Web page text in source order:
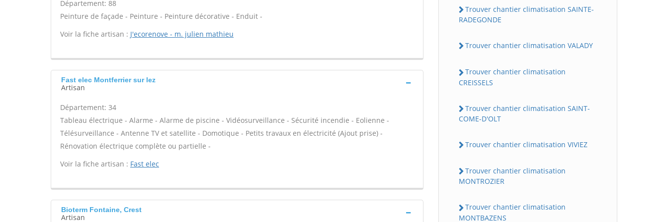
Département: 88
Peinture de façade - Peinture - Peinture décorative - Enduit -
Voir la fiche artisan : J'ecorenove - m. julien mathieu
Fast elec Montferrier sur lez
Artisan
Département: 34
Tableau électrique - Alarme - Alarme de piscine - Vidéosurveillance - Sécurité incendie - Eolienne -
Télésurveillance - Antenne TV et satellite - Domotique - Petits travaux en électricité (Ajout prise) -
Rénovation électrique complète ou partielle -
Voir la fiche artisan : Fast elec
Bioterm Fontaine, Crest
Artisan
Trouver chantier climatisation SAINTE-
RADEGONDE
Trouver chantier climatisation VALADY
Trouver chantier climatisation
CREISSELS
Trouver chantier climatisation SAINT-
COME-D'OLT
Trouver chantier climatisation VIVIEZ
Trouver chantier climatisation
MONTROZIER
Trouver chantier climatisation
MONTBAZENS